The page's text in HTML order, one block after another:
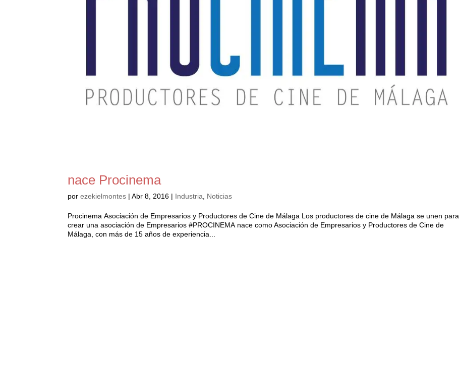
nace Procinema
porezekielmontes |Abr 8, 2016 | Industria Noticias
Procinema Asociación de Empresarios y Productores de Cine de Málaga Los productores de cine de Málaga se unen para
crear una asociación de Empresarios ‪#‎PROCINEMA‬ nace como Asociación de Empresarios y Productores de Cine de
Málaga, con más de 15 años de experiencia...